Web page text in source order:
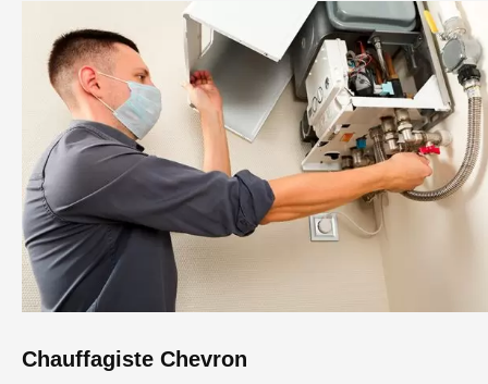
Chauffagiste Chevron